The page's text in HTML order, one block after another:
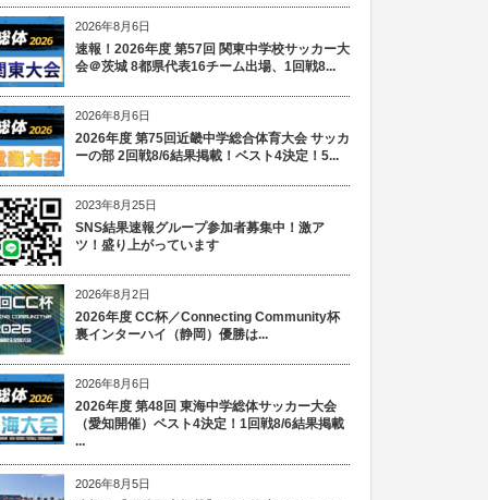
2026年8月6日
速報！2026年度 第57回 関東中学校サッカー大
会＠茨城 8都県代表16チーム出場、1回戦8...
2026年8月6日
2026年度 第75回近畿中学総合体育大会 サッカ
ーの部 2回戦8/6結果掲載！ベスト4決定！5...
2023年8月25日
SNS結果速報グループ参加者募集中！激ア
ツ！盛り上がっています
2026年8月2日
2026年度 CC杯／Connecting Community杯
裏インターハイ（静岡）優勝は...
2026年8月6日
2026年度 第48回 東海中学総体サッカー大会
（愛知開催）ベスト4決定！1回戦8/6結果掲載
...
2026年8月5日